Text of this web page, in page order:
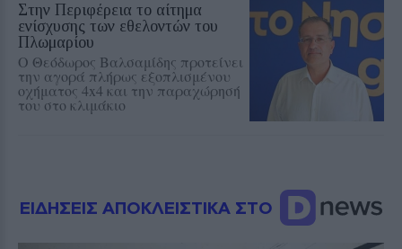
Στην Περιφέρεια το αίτημα
ενίσχυσης των εθελοντών του
Πλωμαρίου
Ο Θεόδωρος Βαλσαμίδης προτείνει
την αγορά πλήρως εξοπλισμένου
οχήματος 4x4 και την παραχώρησή
του στο κλιμάκιο
ΕΙΔΗΣΕΙΣ ΑΠΟΚΛΕΙΣΤΙΚΑ ΣΤΟ